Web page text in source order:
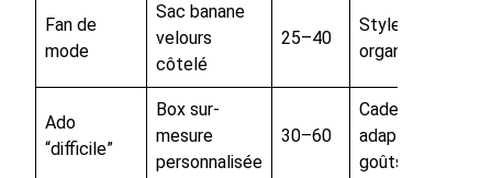
Fan de
mode
Sac banane
velours
côtelé
25–40
Style et
organisation
Ado
“difficile”
Box sur-
mesure
personnalisée
30–60
Cadeau
adapté aux
goûts